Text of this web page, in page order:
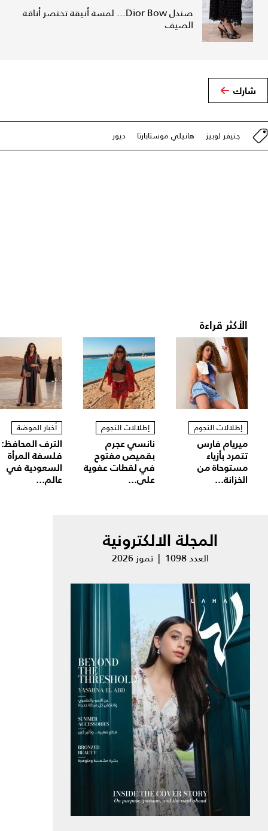
صندل Dior Bow... لمسة أنيقة تختصر أناقة
الصيف
شارك
جنيفر لوبيز هانيلي موستابارتا ديور
الأكثر قراءة
إطلالات النجوم
ميريام فارس
تتمرد بأزياء
مستوحاة من
الخزانة...
إطلالات النجوم
نانسي عجرم
بقميص مفتوح
في لقطات عفوية
على...
أخبار الموضة
الترف المحافظ:
فلسفة المرأة
السعودية في
عالم...
المجلة الالكترونية
العدد 1098 | تموز 2026